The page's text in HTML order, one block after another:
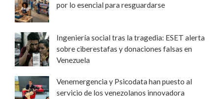
por lo esencial para resguardarse
Ingeniería social tras la tragedia: ESET alerta
sobre ciberestafas y donaciones falsas en
Venezuela
Venemergencia y Psicodata han puesto al
servicio de los venezolanos innovadora